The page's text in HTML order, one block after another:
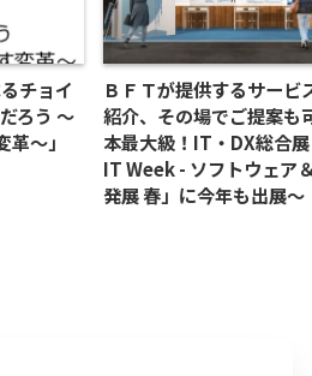
チョイ
ろう ～
～」
ＢＦＴが提供するサービ
紹介、その場でご提案も
本最大級！IT・DX総合
IT Week - ソフトウェア
発展 春」に今年も出展～